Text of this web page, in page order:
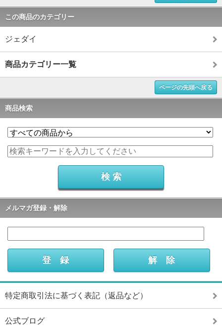
この商品のカテゴリー
ジェダイ
商品カテゴリー一覧
ページの先頭へ戻る
商品検索
メルマガ登録・解除
特定商取引法に基づく表記（返品など）
公式ブログ